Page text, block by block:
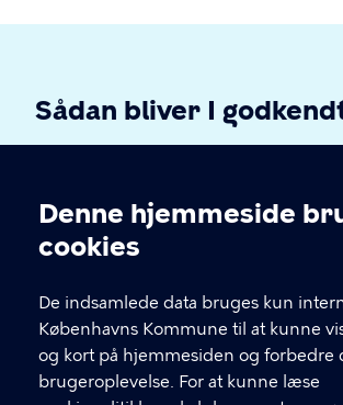
Denne hjemmeside
cookies
De indsamlede data bruges kun
Københavns Kommune til at kunne
og kort på hjemmesiden og forbedre
brugeroplevelse. For at kunne læse
Sådan bliver I
lokale socialtilsyn, som står for
finde et ansøgningsskema på de